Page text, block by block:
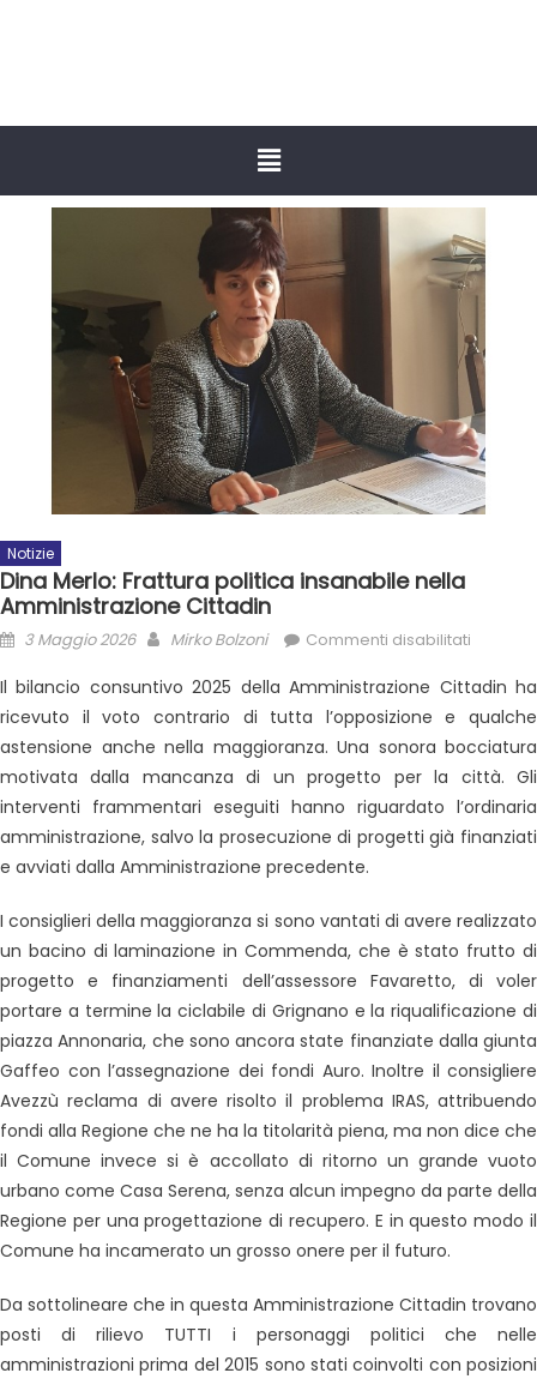
Notizie
Dina Merlo: Frattura politica insanabile nella
Amministrazione Cittadin
3 Maggio 2026 Mirko Bolzoni Commenti disabilitati
Il bilancio consuntivo 2025 della Amministrazione Cittadin ha
ricevuto il voto contrario di tutta l’opposizione e qualche
astensione anche nella maggioranza. Una sonora bocciatura
motivata dalla mancanza di un progetto per la città. Gli
interventi frammentari eseguiti hanno riguardato l’ordinaria
amministrazione, salvo la prosecuzione di progetti già finanziati
e avviati dalla Amministrazione precedente.
I consiglieri della maggioranza si sono vantati di avere realizzato
un bacino di laminazione in Commenda, che è stato frutto di
progetto e finanziamenti dell’assessore Favaretto, di voler
portare a termine la ciclabile di Grignano e la riqualificazione di
piazza Annonaria, che sono ancora state finanziate dalla giunta
Gaffeo con l’assegnazione dei fondi Auro. Inoltre il consigliere
Avezzù reclama di avere risolto il problema IRAS, attribuendo
fondi alla Regione che ne ha la titolarità piena, ma non dice che
il Comune invece si è accollato di ritorno un grande vuoto
urbano come Casa Serena, senza alcun impegno da parte della
Regione per una progettazione di recupero. E in questo modo il
Comune ha incamerato un grosso onere per il futuro.
Da sottolineare che in questa Amministrazione Cittadin trovano
posti di rilievo TUTTI i personaggi politici che nelle
amministrazioni prima del 2015 sono stati coinvolti con posizioni